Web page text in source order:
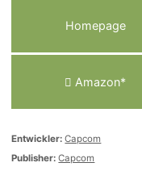
Homepage
Amazon*
Entwickler: Capcom
Publisher: Capcom